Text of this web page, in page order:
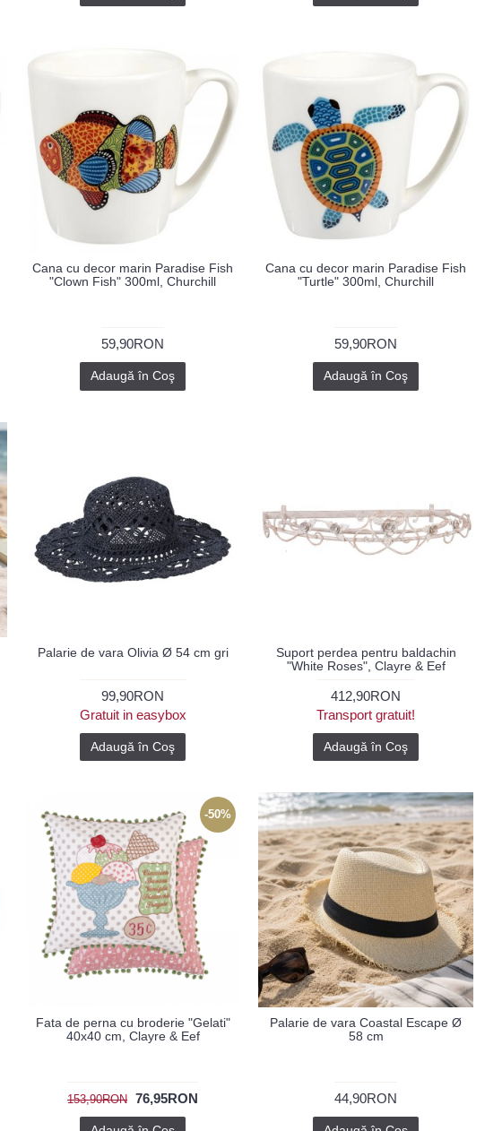
Cana cu decor marin Paradise Fish
"Clown Fish" 300ml, Churchill
59,90RON
Adaugă în Coş
Cana cu decor marin Paradise Fish
"Turtle" 300ml, Churchill
59,90RON
Adaugă în Coş
Palarie de vara Olivia Ø 54 cm gri
99,90RON
Gratuit in easybox
Adaugă în Coş
Suport perdea pentru baldachin
"White Roses", Clayre & Eef
412,90RON
Transport gratuit!
Adaugă în Coş
-50%
Fata de perna cu broderie "Gelati"
40x40 cm, Clayre & Eef
153,90RON 76,95RON
Palarie de vara Coastal Escape Ø
58 cm
44,90RON